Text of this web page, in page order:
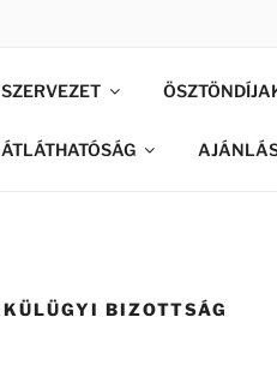
SZERVEZET
ÁTLÁTHATÓSÁG
KÜLÜGYI BIZOTTSÁG